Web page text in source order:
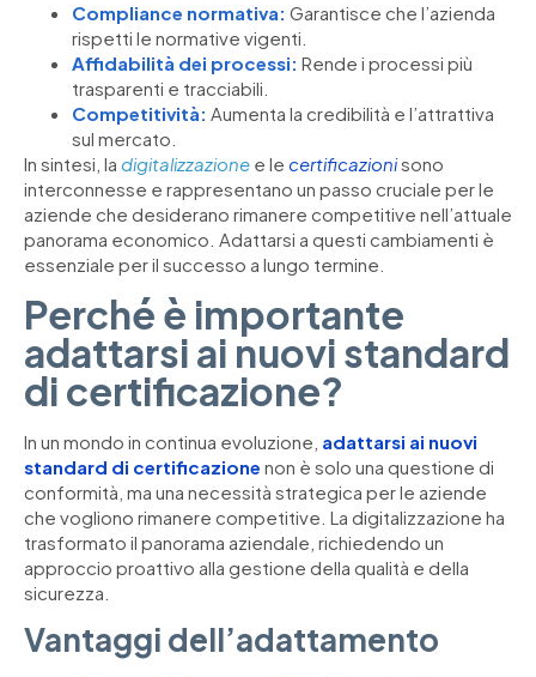
Compliance normativa: Garantisce che l’azienda
rispetti le normative vigenti.
Affidabilità dei processi: Rende i processi più
trasparenti e tracciabili.
Competitività: Aumenta la credibilità e l’attrattiva
sul mercato.
In sintesi, la digitalizzazione e le certificazionisono
interconnesse e rappresentano un passo cruciale per le
aziende che desiderano rimanere competitive nell’attuale
panorama economico. Adattarsi a questi cambiamenti è
essenziale per il successo a lungo termine.
Perché è importante
adattarsi ai nuovi standard
di certificazione?
In un mondo in continua evoluzione, adattarsi ai nuovi
standard di certificazione non è solo una questione di
conformità, ma una necessità strategica per le aziende
che vogliono rimanere competitive. La digitalizzazione ha
trasformato il panorama aziendale, richiedendo un
approccio proattivo alla gestione della qualità e della
sicurezza.
Vantaggi dell’adattamento